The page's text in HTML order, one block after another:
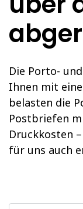
Die Porto-
Ihnen mit
belasten die
Postbriefen
Druckkosten
für uns auch